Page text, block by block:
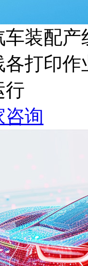
车装配
打印作
行
咨询